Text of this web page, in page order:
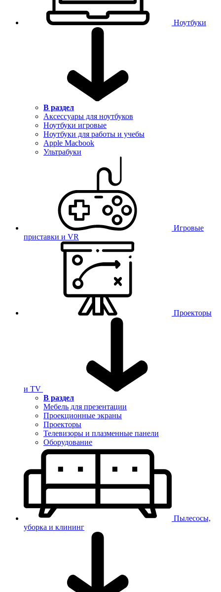
Ноутбуки
В раздел
Аксессуары для ноутбуков
Ноутбуки игровые
Ноутбуки для работы и учебы
Apple Macbook
Ультрабуки
Игровые
приставки и VR
Проекторы
и TV
В раздел
Мебель для презентации
Проекционные экраны
Проекторы
Телевизоры и плазменные панели
Оборудование
Пылесосы,
уборка и клининг